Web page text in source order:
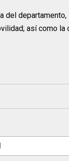
del
así como la